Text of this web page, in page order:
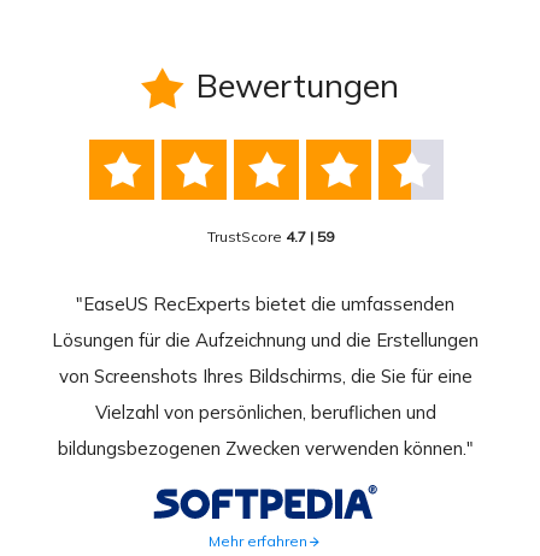
 Bewertungen
    
TrustScore 4.7 | 59
"EaseUS RecExperts bietet die umfassenden
Lösungen für die Aufzeichnung und die Erstellungen
von Screenshots Ihres Bildschirms, die Sie für eine
Vielzahl von persönlichen, beruflichen und
bildungsbezogenen Zwecken verwenden können."
Mehr erfahren